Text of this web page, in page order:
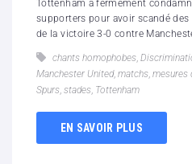
Tottenham a fermement
supporters pour avoir scandé
de la victoire 3-0 contre
chants homophobes,
Manchester United, matchs, mesures
Spurs, stades, Tottenham
EN SAVOIR PLUS